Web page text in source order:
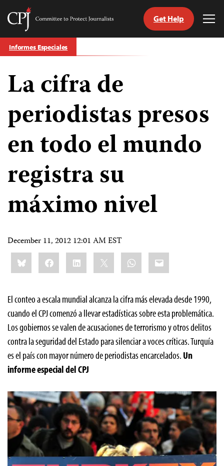
Skip
to
Committee
Protect
Journalists
Get Help
Informes Especiales
La cifra de
periodistas presos
en todo el mundo
registra su
máximo nivel
December 11, 2012 12:01 AM EST
Share
this:BlueskyFacebookLinkedIn WhatsApp
Email
El conteo a escala mundial alcanza la cifra más elevada desde 1990,
cuando el CPJ comenzó a llevar estadísticas sobre esta problemática.
Los gobiernos se valen de acusaciones de terrorismo y otros delitos
contra la seguridad del Estado para silenciar a voces críticas. Turquía
es el país con mayor número de periodistas encarcelados. Un
informe especial del CPJ